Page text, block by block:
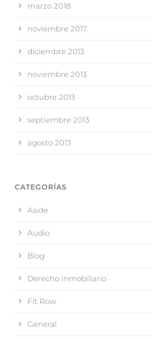
marzo 2018
noviembre 2017
diciembre 2013
noviembre 2013
octubre 2013
septiembre 2013
agosto 2013
CATEGORÍAS
Aside
Audio
Blog
Derecho inmobiliario
Fit Row
General